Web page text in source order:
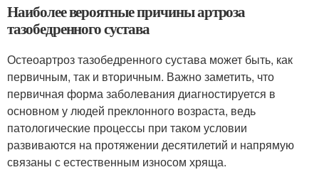
Наиболее вероятные причины артроза
тазобедренного сустава
Остеоартроз тазобедренного сустава может быть, как
первичным, так и вторичным. Важно заметить, что
первичная форма заболевания диагностируется в
основном у людей преклонного возраста, ведь
патологические процессы при таком условии
развиваются на протяжении десятилетий и напрямую
связаны с естественным износом хряща.